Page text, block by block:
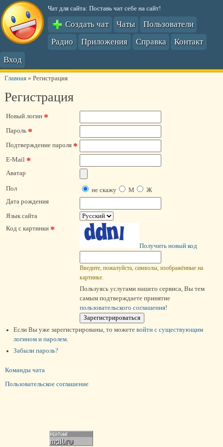
Чат для сайта: Поставь чат себе на сайт!
Создать чат Чаты
Пользователи
Радио
Приложения Справка
Контакт
Вход
Главная» Регистрация
Регистрация
Новый логин *
Пароль *
Подтверждение пароля *
E-Mail *
Аватар
Пол не скажу М
Ж
Дата рождения
Язык сайта
Код с картинки *
Получить новый код
Введите, пожалуйста, символы, изображённые на
картинке.
Пользуясь услугами нашего сервиса, Вы тем
самым подтверждаете принятие
пользовательского соглашения!
Если Вы уже зарегистрированы, то можете войти c существующим
логином и паролем.
Забыли пароль?
Команды чата
Пользовательское соглашение